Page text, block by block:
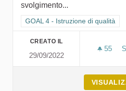
svolgimento...
Filtra i risultati per categoria:
GOAL 4 - Istruzione di qualità
CREATO IL
29/09/2022
55